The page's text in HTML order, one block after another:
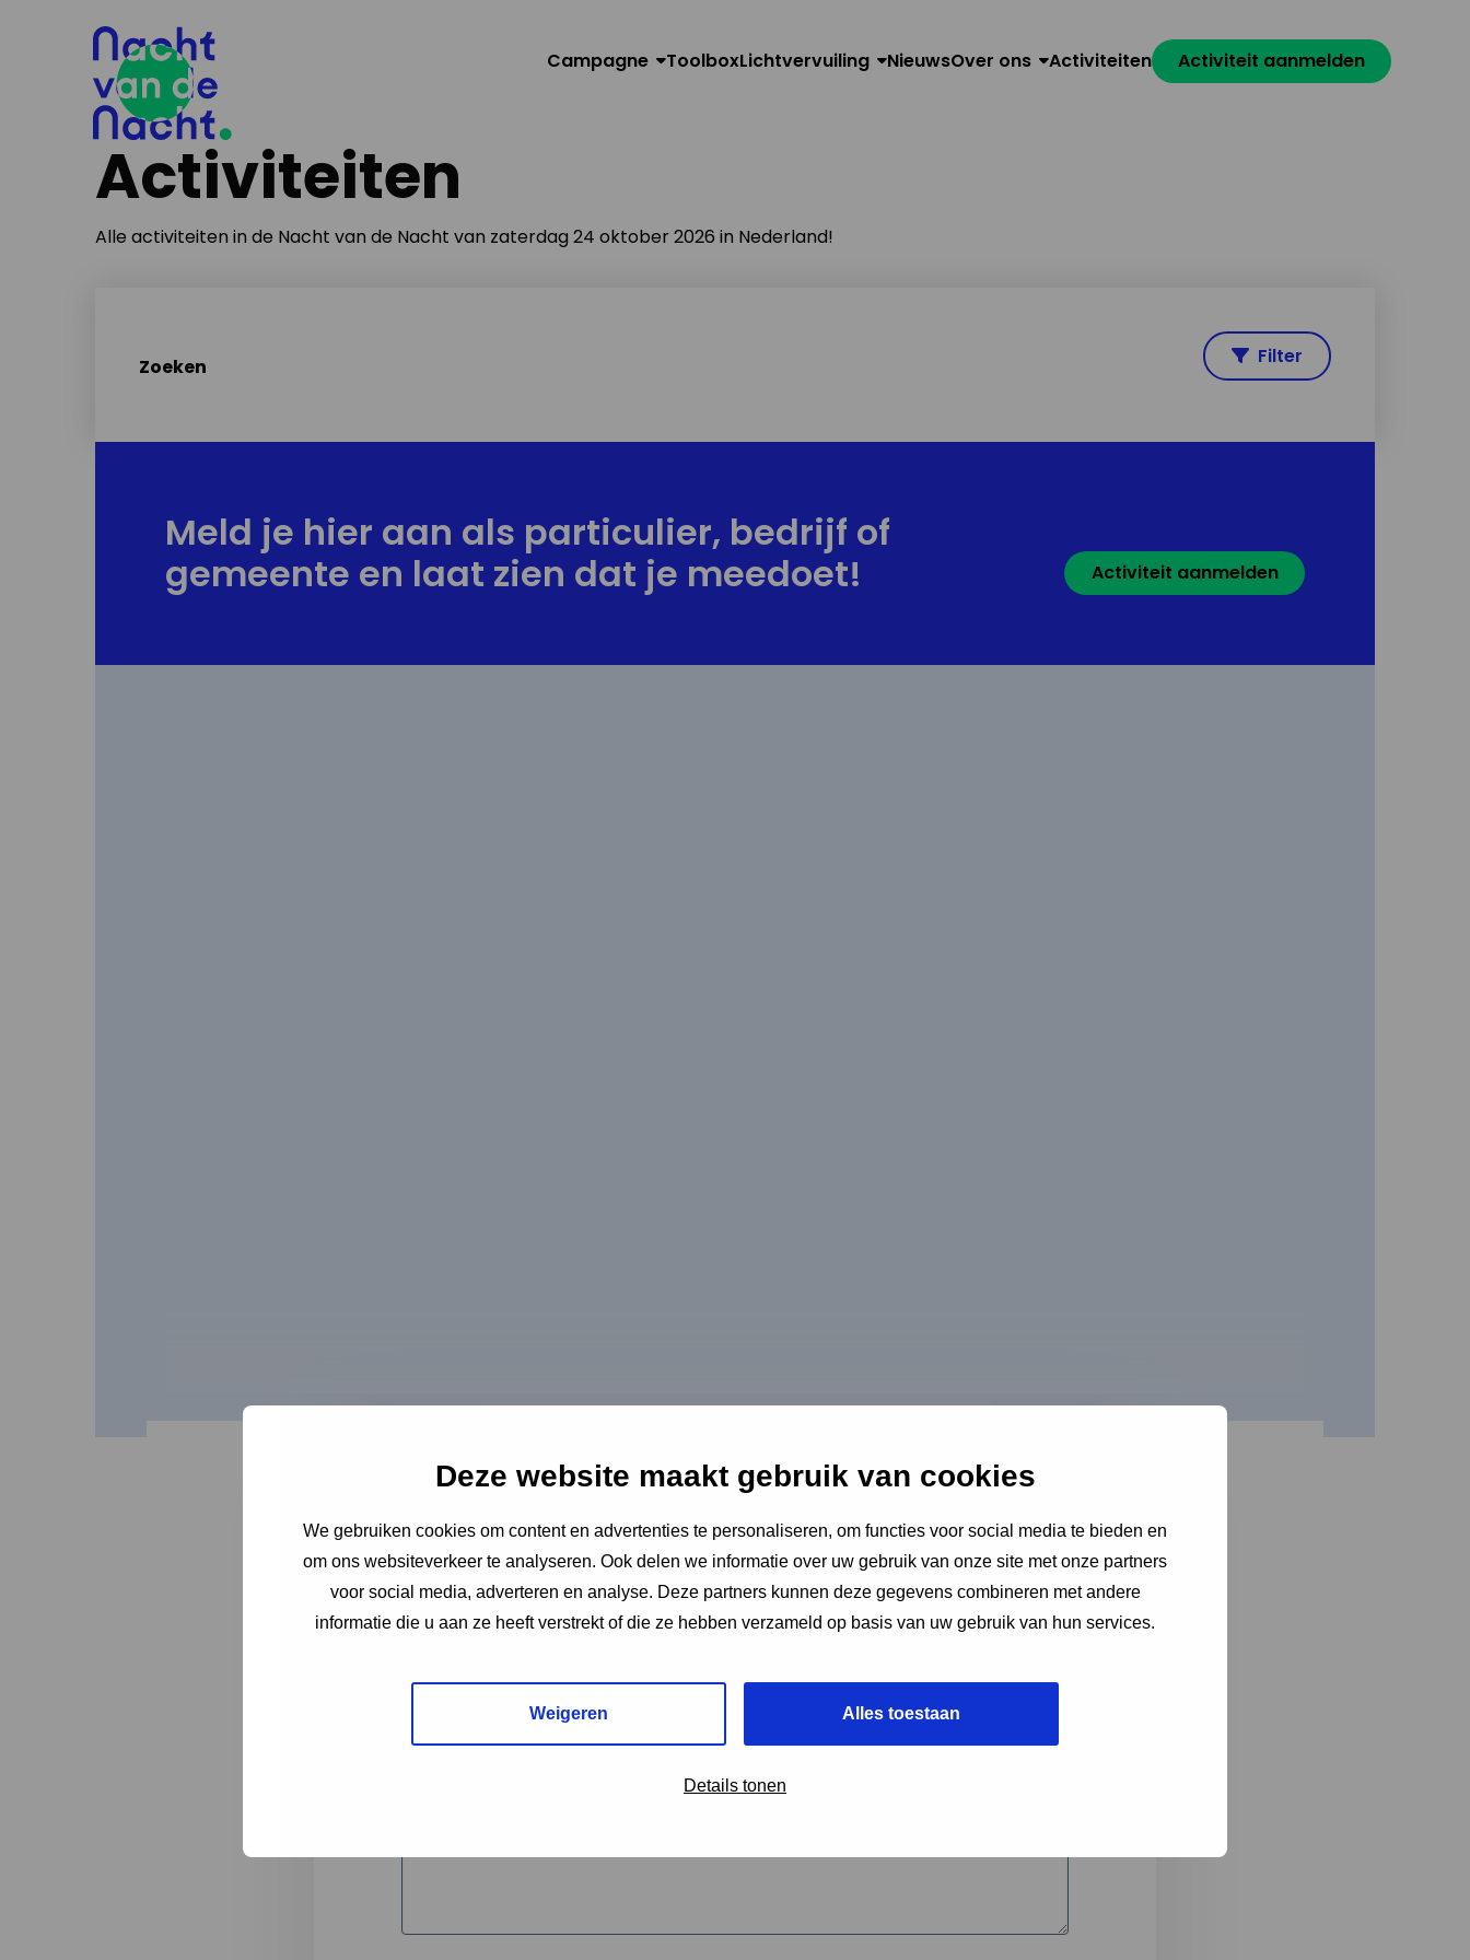
Deze website maakt gebruik van cookies
We gebruiken cookies om content en advertenties te personaliseren, om functies voor social media te bieden en
om ons websiteverkeer te analyseren. Ook delen we informatie over uw gebruik van onze site met onze partners
voor social media, adverteren en analyse. Deze partners kunnen deze gegevens combineren met andere
informatie die u aan ze heeft verstrekt of die ze hebben verzameld op basis van uw gebruik van hun services.
Weigeren Alles toestaan
Details tonen
Campagne ToolboxLichtvervuiling NieuwsOver ons Activiteiten Activiteit aanmelden
Activiteiten
Alle activiteiten in de Nacht van de Nacht van zaterdag 24 oktober 2026 in Nederland!
Zoeken Filter
Meld je hier aan als particulier, bedrijf of
gemeente en laat zien dat je meedoet!
Activiteit aanmelden
"* " geeft vereiste velden aan
1 2
3
Volledige omschrijving*